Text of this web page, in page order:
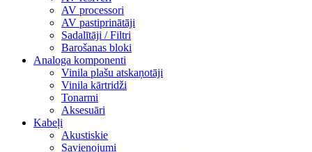
AV processori
AV pastiprinātāji
Sadalītāji / Filtri
Barošanas bloki
Analoga komponenti
Vinila plašu atskaņotāji
Vinila kārtridži
Tonarmi
Aksesuāri
Kabeļi
Akustiskie
Savienojumi